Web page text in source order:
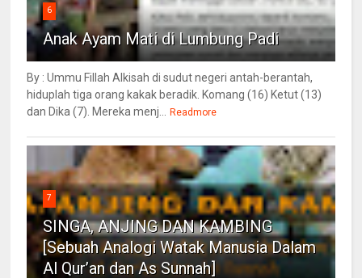
6
Anak Ayam Mati di Lumbung Padi
By : Ummu Fillah Alkisah di sudut negeri antah-berantah,
hiduplah tiga orang kakak beradik. Komang (16) Ketut (13)
dan Dika (7). Mereka menj...
Readmore
7
SINGA, ANJING DAN KAMBING
[Sebuah Analogi Watak Manusia Dalam
Al Qur’an dan As Sunnah]